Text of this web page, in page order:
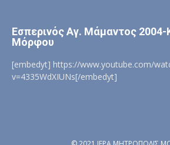
Εσπερινός Αγ. Μάμαντος 2004-
Μόρφου
[embedyt] https://www.youtube.com/
v=4335WdXIUNs[/embedyt]